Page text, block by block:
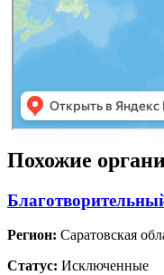
Похожие
Регион: Саратовская
Статус: Исключенные